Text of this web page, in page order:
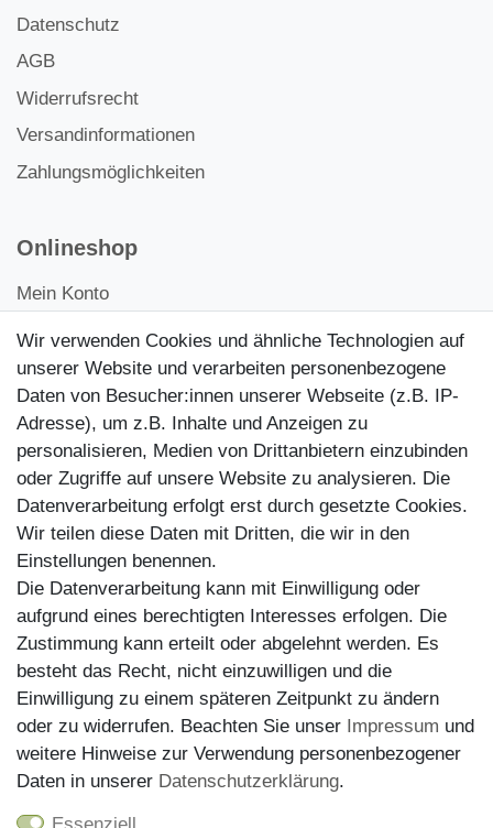
Datenschutz
AGB
Widerrufsrecht
Versandinformationen
Zahlungsmöglichkeiten
Onlineshop
Mein Konto
Kontakt
Kundenretouren
Reparaturservice
Zahlungsarten
Versand
Wir verwenden Cookies und ähnliche Technologien auf
unserer Website und verarbeiten personenbezogene
Daten von Besucher:innen unserer Webseite (z.B. IP-
Adresse), um z.B. Inhalte und Anzeigen zu
personalisieren, Medien von Drittanbietern einzubinden
oder Zugriffe auf unsere Website zu analysieren. Die
Datenverarbeitung erfolgt erst durch gesetzte Cookies.
Wir teilen diese Daten mit Dritten, die wir in den
Einstellungen benennen.
Die Datenverarbeitung kann mit Einwilligung oder
aufgrund eines berechtigten Interesses erfolgen. Die
Zustimmung kann erteilt oder abgelehnt werden. Es
besteht das Recht, nicht einzuwilligen und die
Einwilligung zu einem späteren Zeitpunkt zu ändern
oder zu widerrufen. Beachten Sie unser Impressum und
weitere Hinweise zur Verwendung personenbezogener
Daten in unserer Daten­schutz­erklärung.